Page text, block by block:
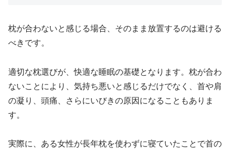
枕が合わないと感じる場合、そのまま放置するのは避ける
べきです。
適切な枕選びが、快適な睡眠の基礎となります。枕が合わ
ないことにより、気持ち悪いと感じるだけでなく、首や肩
の凝り、頭痛、さらにいびきの原因になることもありま
す。
実際に、ある女性が長年枕を使わずに寝ていたことで首の